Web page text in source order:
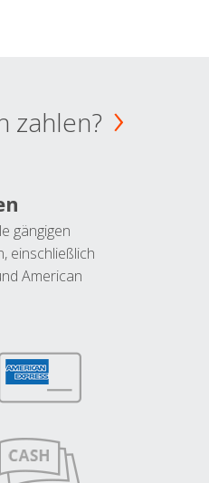
zahlen?
gängigen
einschließlich
American